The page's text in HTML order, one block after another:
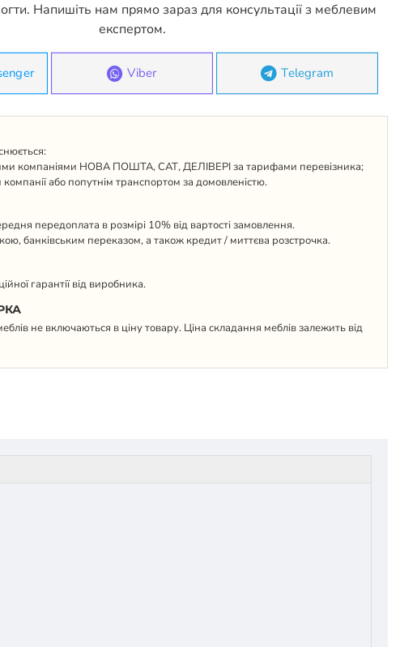
компаніями НОВА ПОШТА, САТ, ДЕЛІВЕРІ за тарифами перевізника;
або попутнім транспортом за домовленістю.
передоплата в розмірі 10% від вартості замовлення.
банківським переказом, а також кредит / миттєва розстрочка.
гарантії від виробника.
не включаються в ціну товару. Ціна складання меблів залежить від
Напишіть нам прямо зараз для консультації з меблевим
експертом.
Viber Telegram